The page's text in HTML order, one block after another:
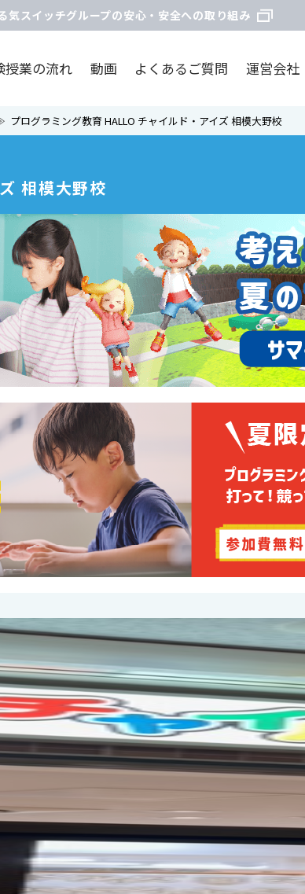
気スイッチグループの安心・安全への取り組み
授業の流れ 動画 よくあるご質問 運営会社
プログラミング教育 HALLO チャイルド・アイズ 相模大野校
相模大野校